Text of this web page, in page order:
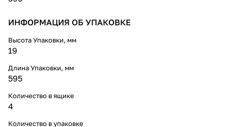
ИНФОРМАЦИЯ ОБ УПАКОВКЕ
Высота Упаковки, мм
19
Длина Упаковки, мм
595
Количество в ящике
4
Количество в упаковке